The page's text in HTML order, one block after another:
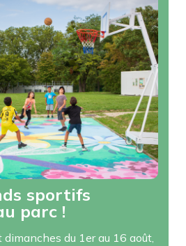
sportifs
parc !
dimanches du 1er au 16 août,